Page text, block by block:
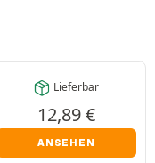
Lieferbar
12,89€
ANSEHEN